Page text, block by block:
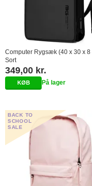
Computer Rygsæk (40 x 30 x 8
Sort
349,00 kr.
På lager
BACK TO
SCHOOL
SALE